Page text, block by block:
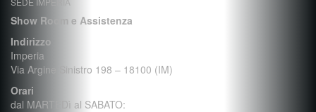
Show Room e Assistenza
Indirizzo
Imperia
Via Argine Sinistro 198 – 18100 (IM)
Orari
dal MARTEDì al SABATO: